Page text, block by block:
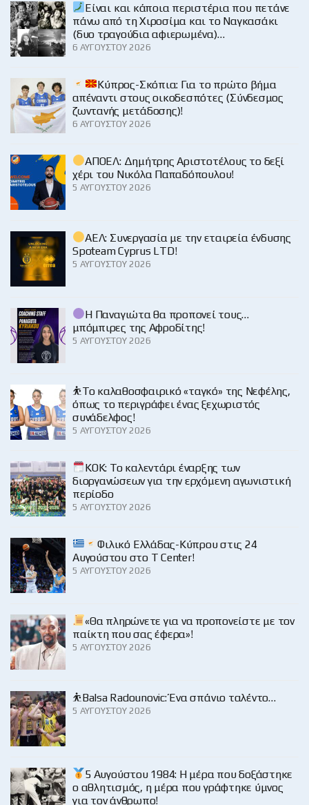
Είναι και κάποια περιστέρια που πετάνε
πάνω από τη Χιροσίμα και το Ναγκασάκι
(δυο τραγούδια αφιερωμένα)…
6 ΑΥΓΟΎΣΤΟΥ 2026
Κύπρος-Σκόπια: Για το πρώτο βήμα
απέναντι στους οικοδεσπότες (Σύνδεσμος
ζωντανής μετάδοσης)!
6 ΑΥΓΟΎΣΤΟΥ 2026
ΑΠΟΕΛ: Δημήτρης Αριστοτέλους το δεξί
χέρι του Νικόλα Παπαδόπουλου!
5 ΑΥΓΟΎΣΤΟΥ 2026
ΑΕΛ: Συνεργασία με την εταιρεία ένδυσης
Spoteam Cyprus LTD!
5 ΑΥΓΟΎΣΤΟΥ 2026
Η Παναγιώτα θα προπονεί τους…
μπόμπιρες της Αφροδίτης!
5 ΑΥΓΟΎΣΤΟΥ 2026
⛹️‍Το καλαθοσφαιρικό «ταγκό» της Νεφέλης,
όπως το περιγράφει ένας ξεχωριστός
συνάδελφος!
5 ΑΥΓΟΎΣΤΟΥ 2026
KOK: Το καλεντάρι έναρξης των
διοργανώσεων για την ερχόμενη αγωνιστική
περίοδο
5 ΑΥΓΟΎΣΤΟΥ 2026
Φιλικό Ελλάδας-Κύπρου στις 24
Αυγούστου στο Τ Center!
5 ΑΥΓΟΎΣΤΟΥ 2026
«Θα πληρώνετε για να προπονείστε με τον
παίκτη που σας έφερα»!
5 ΑΥΓΟΎΣΤΟΥ 2026
⛹️Balsa Radounovic: Ένα σπάνιο ταλέντο…
5 ΑΥΓΟΎΣΤΟΥ 2026
5 Αυγούστου 1984: Η μέρα που δοξάστηκε
ο αθλητισμός, η μέρα που γράφτηκε ύμνος
για τον άνθρωπο!